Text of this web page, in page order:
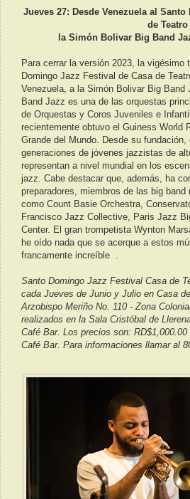
Jueves 27: Desde Venezuela al
de Teatro
la Simón Bolivar Big Band
Para cerrar la versión 2023, la vigésimo
Domingo Jazz Festival de Casa de
Venezuela, a la Simón Bolivar Big
Band Jazz es una de las orquestas
de Orquestas y Coros Juveniles e
recientemente obtuvo el Guiness World
Grande del Mundo. Desde su
generaciones de jóvenes jazzistas de
representan a nivel mundial en los
jazz. Cabe destacar que, además, ha
preparadores, miembros de las big
como Count Basie Orchestra,
Francisco Jazz Collective, Paris Jazz
Center. El gran trompetista Wynton
he oído nada que se acerque a estos
francamente increíble .
Santo Domingo Jazz Festival Casa de
cada Jueves de Junio y Julio en Casa
Arzobispo Meriño No. 110 - Zona
realizados en la Sala Cristóbal de
Café Bar. Los precios son:
Café Bar. Para informaciones llamar al